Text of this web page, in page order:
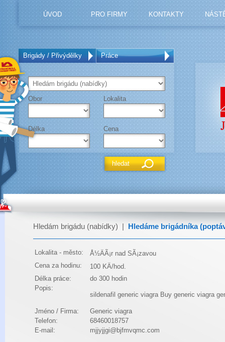
ÚVOD PRO FIRMY KONTAKTY
Brigády / Přivýdělky Práce
Obor Lokalita
Délka Cena
Hledám brigádu (nabídky) Hledáme brigádníka
Lokalita - město:
Å½ÄÃ¡r nad SÃ¡zavou
Cena za hodinu:
100 KÄ/hod.
Délka práce:
do 300 hodin
Popis:
sildenafil generic viagra Buy generic viagra
Jméno / Firma:
Generic viagra
Telefon:
68460018757
E-mail:
mjjyjjgi@bjfmvqmc.com